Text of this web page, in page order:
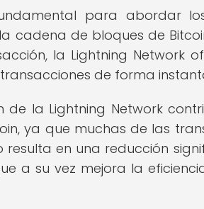
para abordar
cadena de bloques de
la Lightning Network
de forma
de la Lightning Network
ya que muchas de las
resulta en una reducción
a su vez mejora la